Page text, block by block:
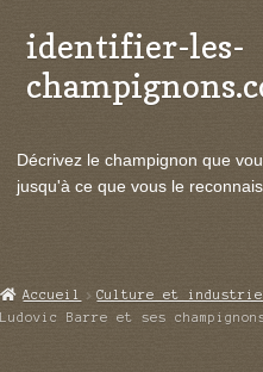
Aller
à
la
Aller
au
contenu
identifier-les-
Actualités
Echanges et contacts
Décrivez le champignon que
jusqu'à ce que vous le
Accueil Culture et industrie
Ludovic Barre et ses